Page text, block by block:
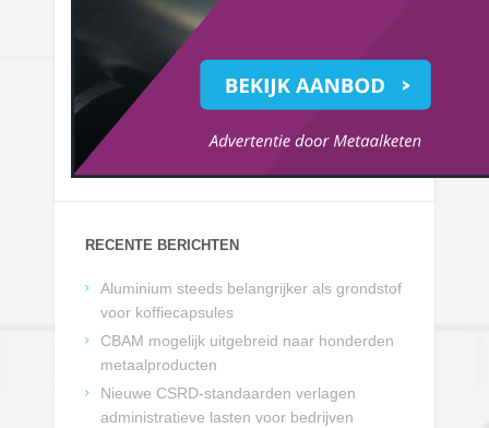
RECENTE BERICHTEN
Aluminium steeds belangrijker als grondstof
voor koffiecapsules
CBAM mogelijk uitgebreid naar honderden
metaalproducten
Nieuwe CSRD-standaarden verlagen
administratieve lasten voor bedrijven